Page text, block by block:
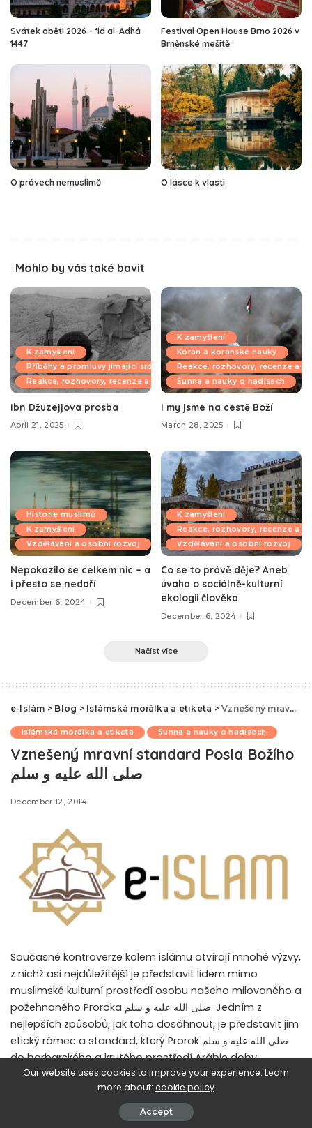
Svátek oběti 2026 – ‘Íd al-Adhá
1447
Festival Open House Brno 2026 v
Brněnské mešitě
O právech nemuslimů O lásce k vlasti
Mohlo by vás také bavit
K zamyšlení
Příběhy a promluvy jímající srdce
Reakce, rozhovory, recenze a komentáře
Ibn Džuzejjova prosba
April 21, 2025
K zamyšlení
Korán a koránské nauky
Reakce, rozhovory, recenze a
Sunna a nauky o hadísech
I my jsme na cestě Boží
March 28, 2025
Historie muslimů
K zamyšlení
Vzdělávání a osobní rozvoj
Nepokazilo se celkem nic – a
i přesto se nedaří
December 6, 2024
K zamyšlení
Reakce, rozhovory, recenze a
Vzdělávání a osobní rozvoj
Co se to právě děje? Aneb
úvaha o sociálně-kulturní
ekologii člověka
December 6, 2024
Načíst více
e-Islám > Blog > Islámská morálka a etiketa >
Islámská morálka a etiketa Sunna a nauky o hadísech
Vznešený mravní standard Posla Božího
صلى الله عليه و سلم
December 12, 2014
Současné kontroverze kolem islámu otvírají mnohé výzvy,
z nichž asi nejdůležitější je představit lidem mimo
muslimské kulturní prostředí osobu našeho milovaného a
požehnaného Proroka صلى الله عليه و سلم. Jedním z
nejlepších způsobů, jak toho dosáhnout, je představit jim
etický rámec a standard, který Prorok صلى الله عليه و سلم
do barbarského a krutého prostředí Arábie doby
nevědomosti (arab.
Současné kontroverze kolem islámu otvírají mnohé výzvy,
Our website uses cookies to improve your experience. Learn
more about: cookie policy
Accept